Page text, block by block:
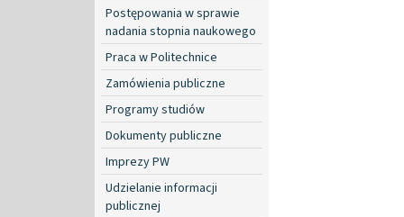
Postępowania w sprawie
nadania stopnia naukowego
Praca w Politechnice
Zamówienia publiczne
Programy studiów
Dokumenty publiczne
Imprezy PW
Udzielanie informacji
publicznej